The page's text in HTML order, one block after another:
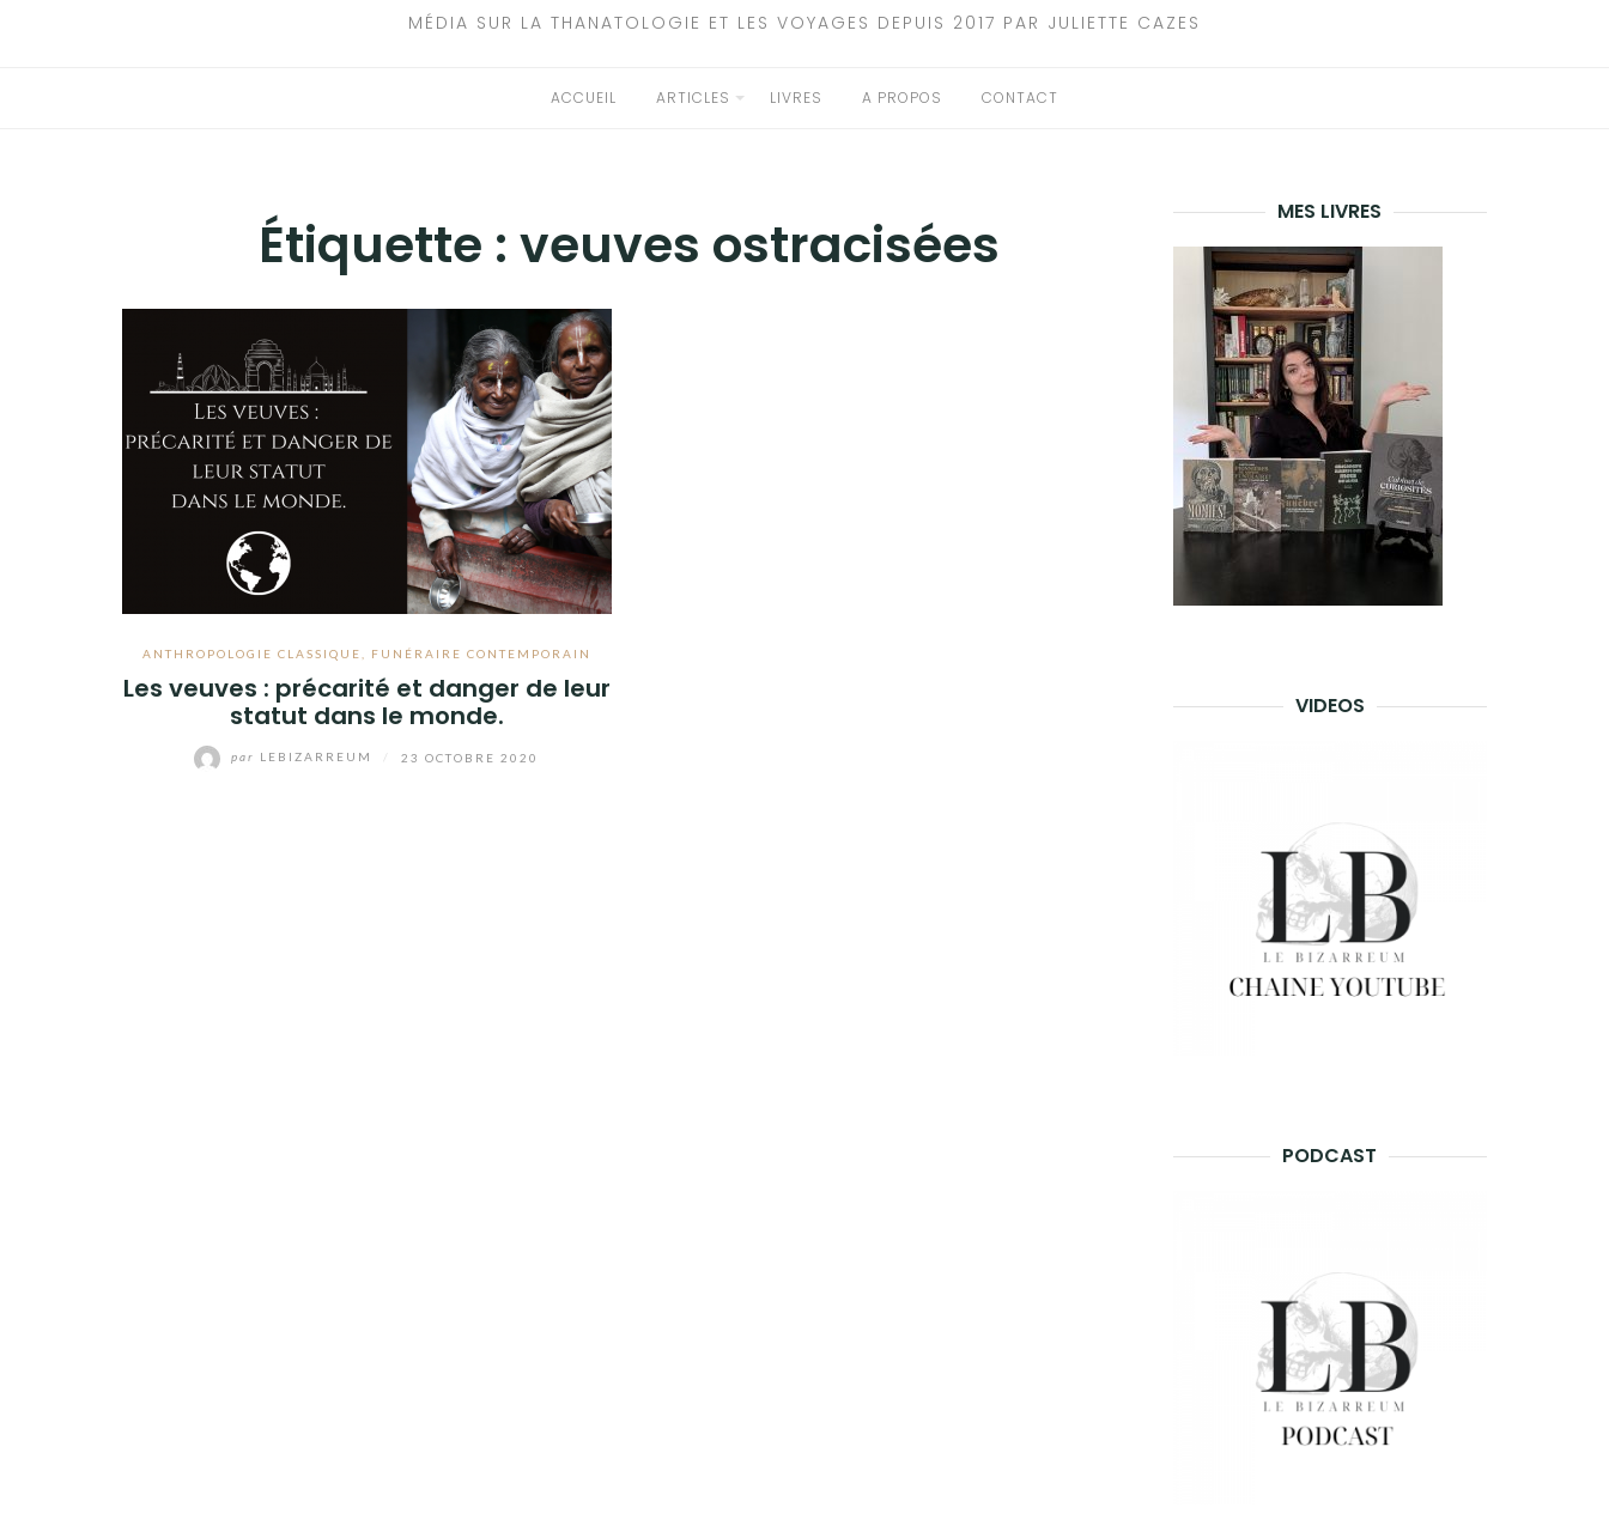
MÉDIA SUR LA THANATOLOGIE ET LES VOYAGES DEPUIS 2017 PAR JULIETTE CAZES
ACCUEIL ARTICLES LIVRES A PROPOS CONTACT
Étiquette :veuves ostracisées
ANTHROPOLOGIE CLASSIQUE FUNÉRAIRE CONTEMPORAIN
Les veuves : précarité et danger de leur
statut dans le monde.
par LEBIZARREUM 23 OCTOBRE 2020
MES LIVRES
VIDEOS
PODCAST